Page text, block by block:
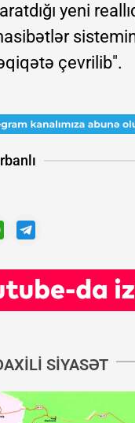
yeni
çevrilib".
SIYASƏT